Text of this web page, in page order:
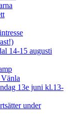
14-15 augusti
Vänla
13e juni kl.13-
under